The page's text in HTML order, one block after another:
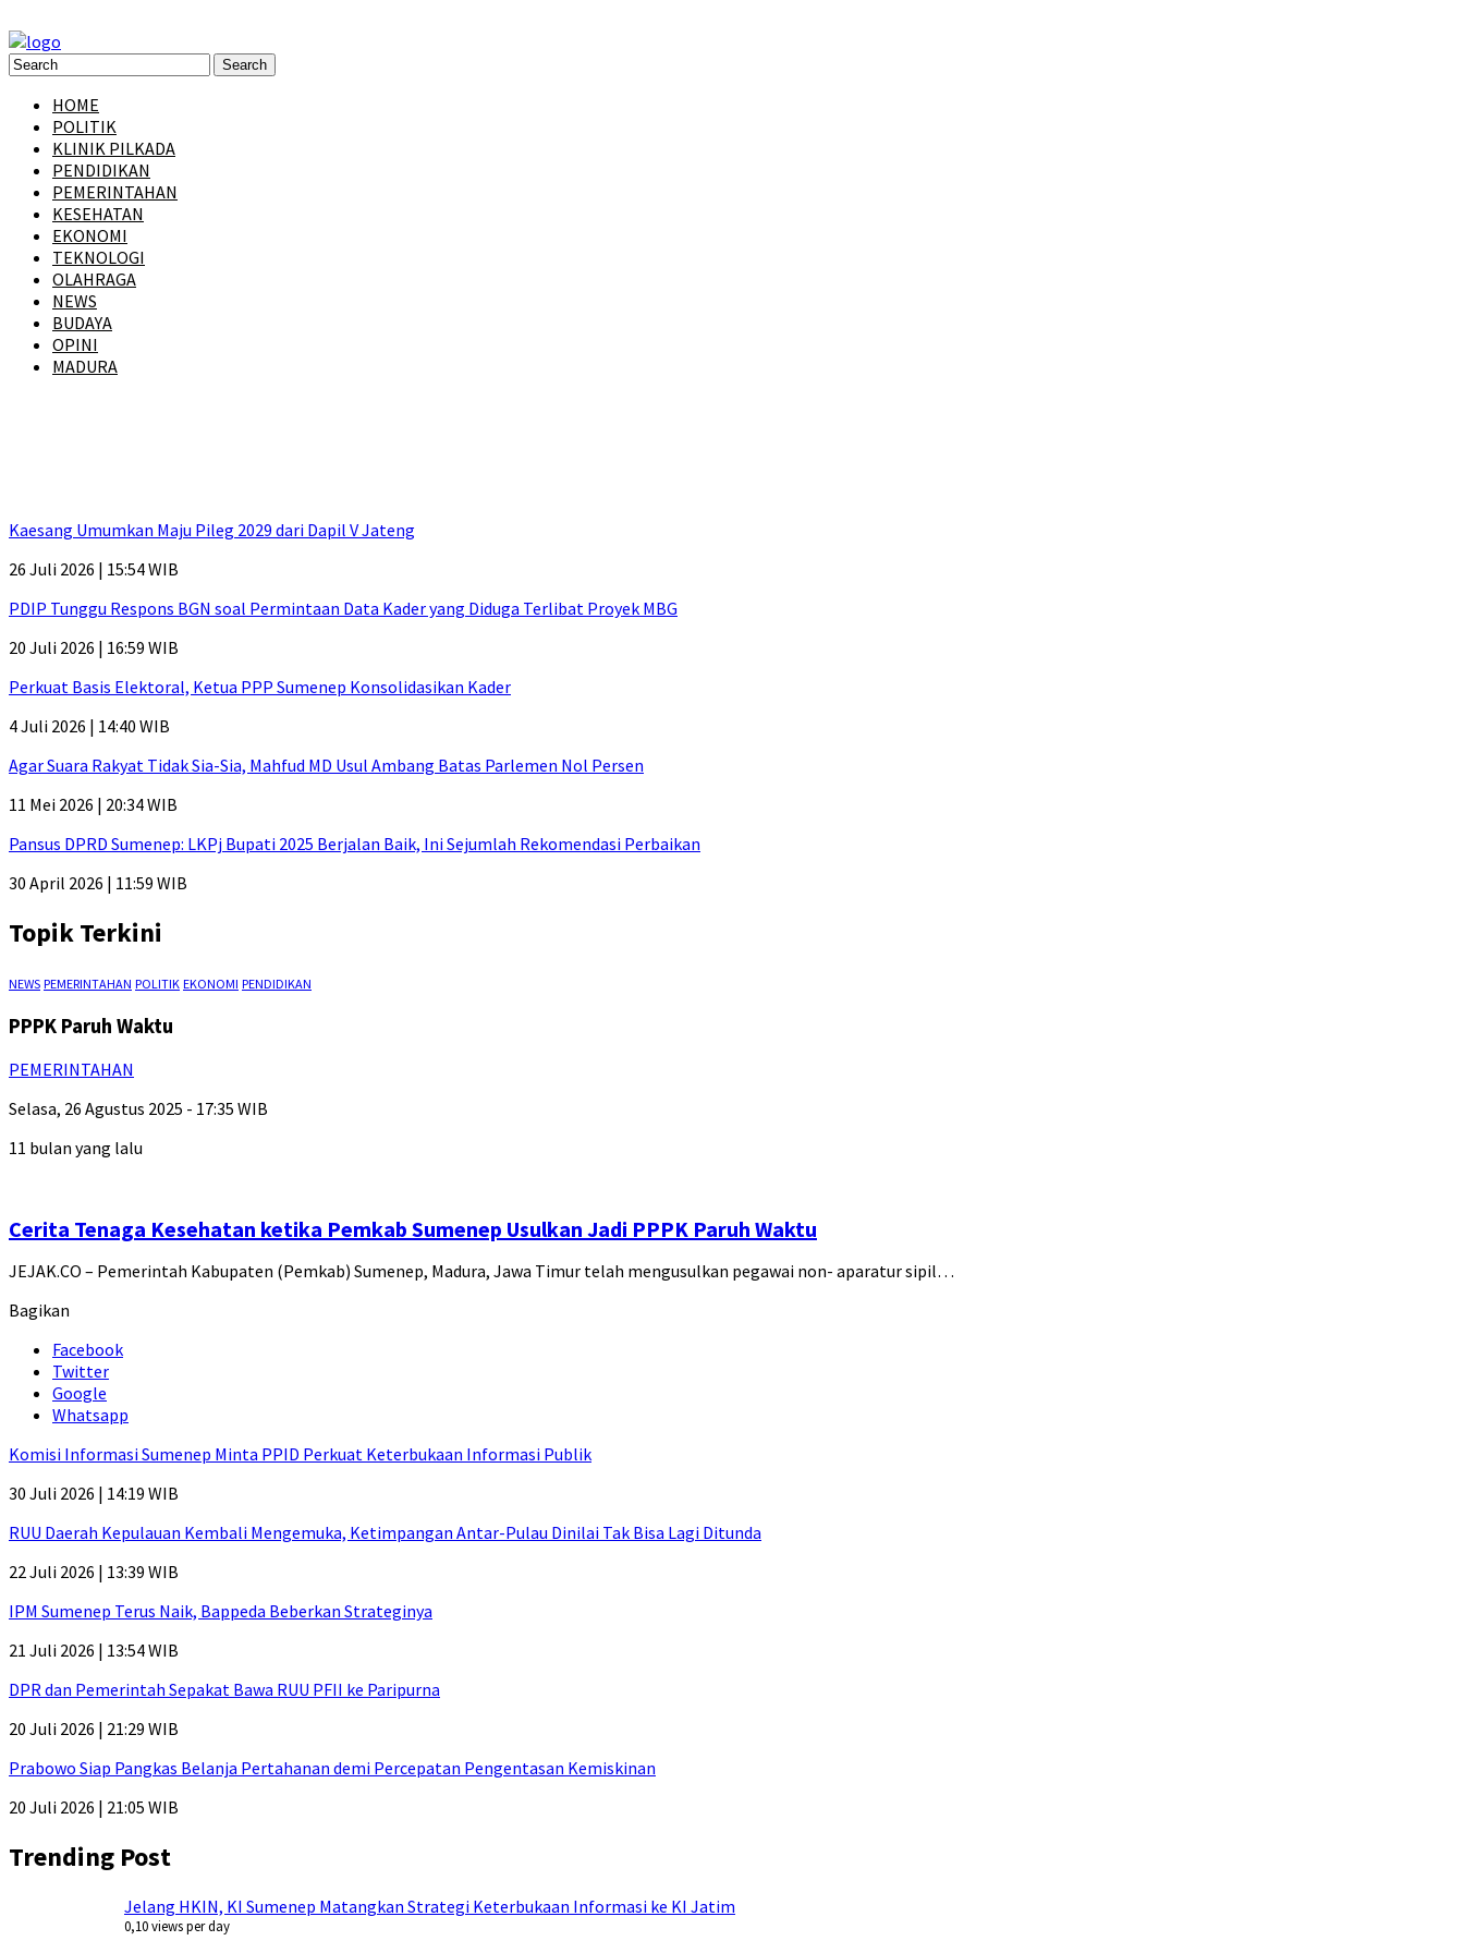
HOME
POLITIK
KLINIK PILKADA
PENDIDIKAN
PEMERINTAHAN
KESEHATAN
EKONOMI
TEKNOLOGI
OLAHRAGA
NEWS
BUDAYA
OPINI
MADURA
Kaesang Umumkan Maju Pileg 2029 dari Dapil V Jateng
26 Juli 2026 | 15:54 WIB
PDIP Tunggu Respons BGN soal Permintaan Data Kader yang Diduga Terlibat Proyek MBG
20 Juli 2026 | 16:59 WIB
Perkuat Basis Elektoral, Ketua PPP Sumenep Konsolidasikan Kader
4 Juli 2026 | 14:40 WIB
Agar Suara Rakyat Tidak Sia-Sia, Mahfud MD Usul Ambang Batas Parlemen Nol Persen
11 Mei 2026 | 20:34 WIB
Pansus DPRD Sumenep: LKPj Bupati 2025 Berjalan Baik, Ini Sejumlah Rekomendasi Perbaikan
30 April 2026 | 11:59 WIB
Topik Terkini
NEWS PEMERINTAHAN POLITIK EKONOMI PENDIDIKAN
PPPK Paruh Waktu
PEMERINTAHAN
Selasa, 26 Agustus 2025 - 17:35 WIB
11 bulan yang lalu
Cerita Tenaga Kesehatan ketika Pemkab Sumenep Usulkan Jadi PPPK Paruh Waktu
JEJAK.CO – Pemerintah Kabupaten (Pemkab) Sumenep, Madura, Jawa Timur telah mengusulkan pegawai non- aparatur sipil…
Bagikan
Facebook
Twitter
Google
Whatsapp
Komisi Informasi Sumenep Minta PPID Perkuat Keterbukaan Informasi Publik
30 Juli 2026 | 14:19 WIB
RUU Daerah Kepulauan Kembali Mengemuka, Ketimpangan Antar-Pulau Dinilai Tak Bisa Lagi Ditunda
22 Juli 2026 | 13:39 WIB
IPM Sumenep Terus Naik, Bappeda Beberkan Strateginya
21 Juli 2026 | 13:54 WIB
DPR dan Pemerintah Sepakat Bawa RUU PFII ke Paripurna
20 Juli 2026 | 21:29 WIB
Prabowo Siap Pangkas Belanja Pertahanan demi Percepatan Pengentasan Kemiskinan
20 Juli 2026 | 21:05 WIB
Trending Post
Jelang HKIN, KI Sumenep Matangkan Strategi Keterbukaan Informasi ke KI Jatim
0,10 views per day